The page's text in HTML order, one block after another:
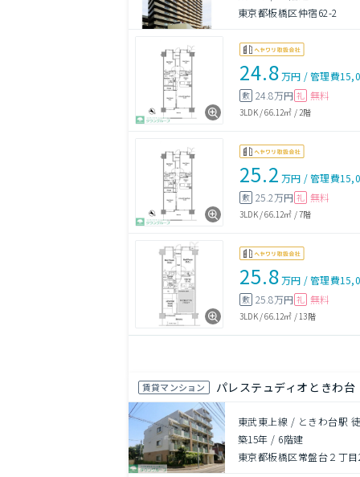
東京都板橋区仲宿62-2
24.8万円 /管理費
敷 24.8万円 礼 無料
3LDK/66.12㎡ /2階
25.2 万円 /管理費
敷 25.2万円 礼 無料
3LDK/66.12㎡ /7階
25.8万円 /管理費
敷 25.8万円 礼 無料
3LDK/66.12㎡ /13階
賃貸マンション パレステュディオときわ台
東武東上線 / ときわ台駅
築15年 / 6階建
東京都板橋区常盤台２丁目